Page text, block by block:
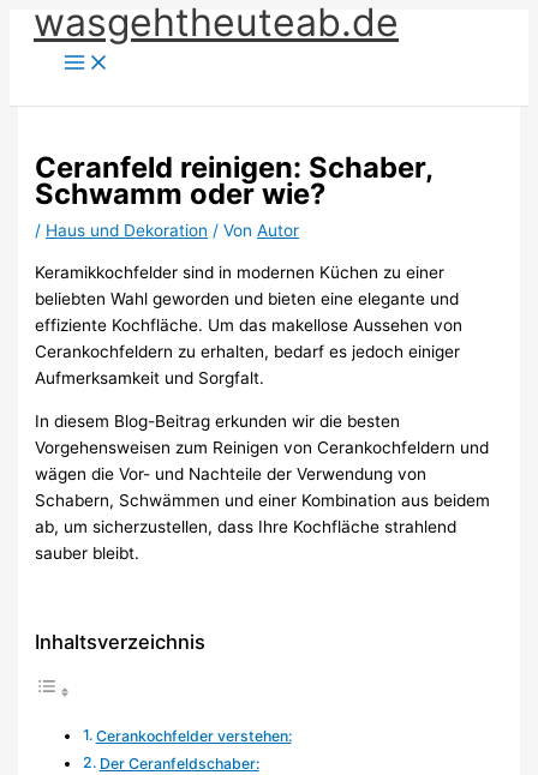
Zum
Inhalt
springen
wasgehtheuteab.de
Ceranfeld reinigen: Schaber,
Schwamm oder wie?
/ Haus und Dekoration / VonAutor
Keramikkochfelder sind in modernen Küchen zu einer
beliebten Wahl geworden und bieten eine elegante und
effiziente Kochfläche. Um das makellose Aussehen von
Cerankochfeldern zu erhalten, bedarf es jedoch einiger
Aufmerksamkeit und Sorgfalt.
In diesem Blog-Beitrag erkunden wir die besten
Vorgehensweisen zum Reinigen von Cerankochfeldern und
wägen die Vor- und Nachteile der Verwendung von
Schabern, Schwämmen und einer Kombination aus beidem
ab, um sicherzustellen, dass Ihre Kochfläche strahlend
sauber bleibt.
Inhaltsverzeichnis
Cerankochfelder verstehen:
Der Ceranfeldschaber: